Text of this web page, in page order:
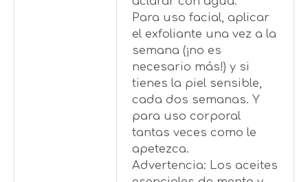
Para uso facial, aplicar
el exfoliante una vez a la
semana (¡no es
necesario más!) y si
tienes la piel sensible,
cada dos semanas. Y
para uso corporal
tantas veces como le
apetezca.
Advertencia: Los aceites